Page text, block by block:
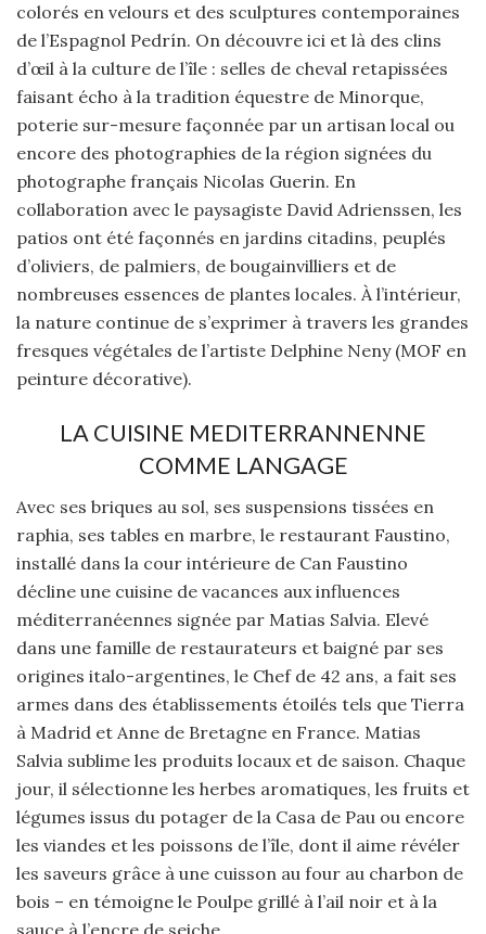
colorés en velours et des sculptures contemporaines
de l’Espagnol Pedrín. On découvre ici et là des clins
d’œil à la culture de l’île : selles de cheval retapissées
faisant écho à la tradition équestre de Minorque,
poterie sur-mesure façonnée par un artisan local ou
encore des photographies de la région signées du
photographe français Nicolas Guerin. En
collaboration avec le paysagiste David Adrienssen, les
patios ont été façonnés en jardins citadins, peuplés
d’oliviers, de palmiers, de bougainvilliers et de
nombreuses essences de plantes locales. À l’intérieur,
la nature continue de s’exprimer à travers les grandes
fresques végétales de l’artiste Delphine Neny (MOF en
peinture décorative).
LA CUISINE MEDITERRANNENNE
COMME LANGAGE
Avec ses briques au sol, ses suspensions tissées en
raphia, ses tables en marbre, le restaurant Faustino,
installé dans la cour intérieure de Can Faustino
décline une cuisine de vacances aux influences
méditerranéennes signée par Matias Salvia. Elevé
dans une famille de restaurateurs et baigné par ses
origines italo-argentines, le Chef de 42 ans, a fait ses
armes dans des établissements étoilés tels que Tierra
à Madrid et Anne de Bretagne en France. Matias
Salvia sublime les produits locaux et de saison. Chaque
jour, il sélectionne les herbes aromatiques, les fruits et
légumes issus du potager de la Casa de Pau ou encore
les viandes et les poissons de l’île, dont il aime révéler
les saveurs grâce à une cuisson au four au charbon de
bois – en témoigne le Poulpe grillé à l’ail noir et à la